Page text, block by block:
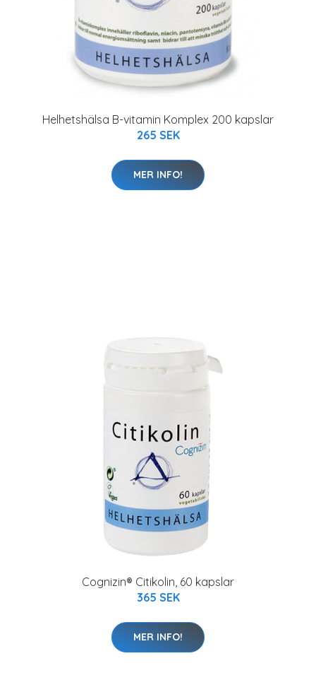
Helhetshälsa B-vitamin Komplex 200 kapslar
265 SEK
MER INFO!
Cognizin® Citikolin, 60 kapslar
365 SEK
MER INFO!